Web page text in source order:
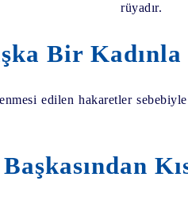
rüyadır.
Bir
edilen hakaretler